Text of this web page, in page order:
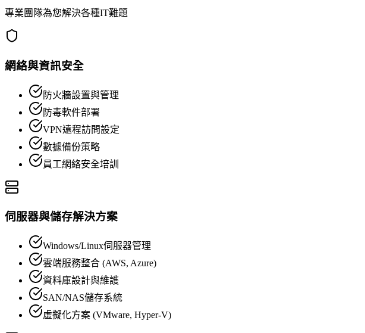
專業團隊為您解決各種IT難題
網絡與資訊安全
防火牆設置與管理
防毒軟件部署
VPN遠程訪問設定
數據備份策略
員工網絡安全培訓
伺服器與儲存解決方案
Windows/Linux伺服器管理
雲端服務整合 (AWS, Azure)
資料庫設計與維護
SAN/NAS儲存系統
虛擬化方案 (VMware, Hyper-V)